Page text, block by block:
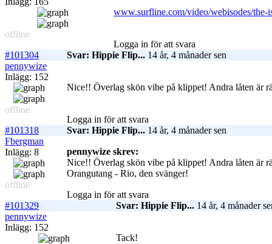
offline
www.surfline.com/video/webisodes/the-
Logga in för att svara
#101304
Svar: Hippie Flip... 14 år, 4 månader sen
pennywize
Inlägg: 152
offline
Nice!! Överlag skön vibe på klippet! Andra låten är
Logga in för att svara
#101318
Svar: Hippie Flip... 14 år, 4 månader sen
Fbergman
Inlägg: 8
offline
pennywize skrev:
Nice!! Överlag skön vibe på klippet! Andra låten är
Orangutang - Rio, den svänger!
Logga in för att svara
#101329
Svar: Hippie Flip... 14 år, 4 månader
pennywize
Inlägg: 152
Tack!